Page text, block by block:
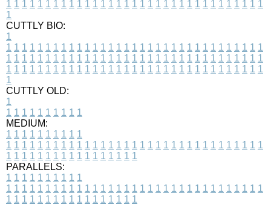
1 1 1 1 1 1 1 1 1 1 1 1 1 1 1 1 1 1 1 1 1 1 1 1 1 1 1 1 1 1 1 1 1
1
CUTTLY BIO:
1
1 1 1 1 1 1 1 1 1 1 1 1 1 1 1 1 1 1 1 1 1 1 1 1 1 1 1 1 1 1 1 1 1
1 1 1 1 1 1 1 1 1 1 1 1 1 1 1 1 1 1 1 1 1 1 1 1 1 1 1 1 1 1 1 1 1
1 1 1 1 1 1 1 1 1 1 1 1 1 1 1 1 1 1 1 1 1 1 1 1 1 1 1 1 1 1 1 1 1
1
CUTTLY OLD:
1
1 1 1 1 1 1 1 1 1 1
MEDIUM:
1 1 1 1 1 1 1 1 1 1
1 1 1 1 1 1 1 1 1 1 1 1 1 1 1 1 1 1 1 1 1 1 1 1 1 1 1 1 1 1 1 1 1
1 1 1 1 1 1 1 1 1 1 1 1 1 1 1 1 1
PARALLELS:
1 1 1 1 1 1 1 1 1 1
1 1 1 1 1 1 1 1 1 1 1 1 1 1 1 1 1 1 1 1 1 1 1 1 1 1 1 1 1 1 1 1 1
1 1 1 1 1 1 1 1 1 1 1 1 1 1 1 1 1